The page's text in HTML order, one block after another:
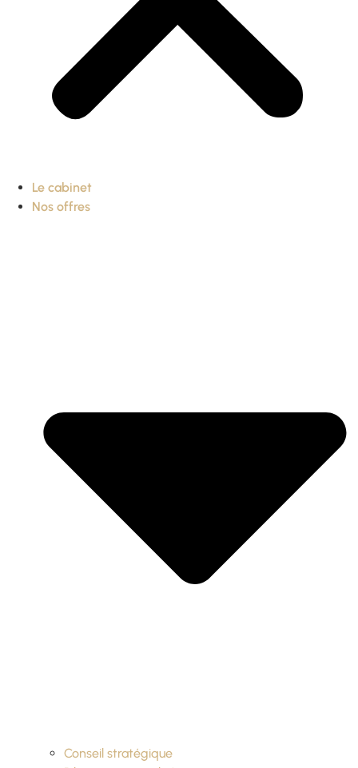
Le cabinet
Nos offres
Conseil stratégique